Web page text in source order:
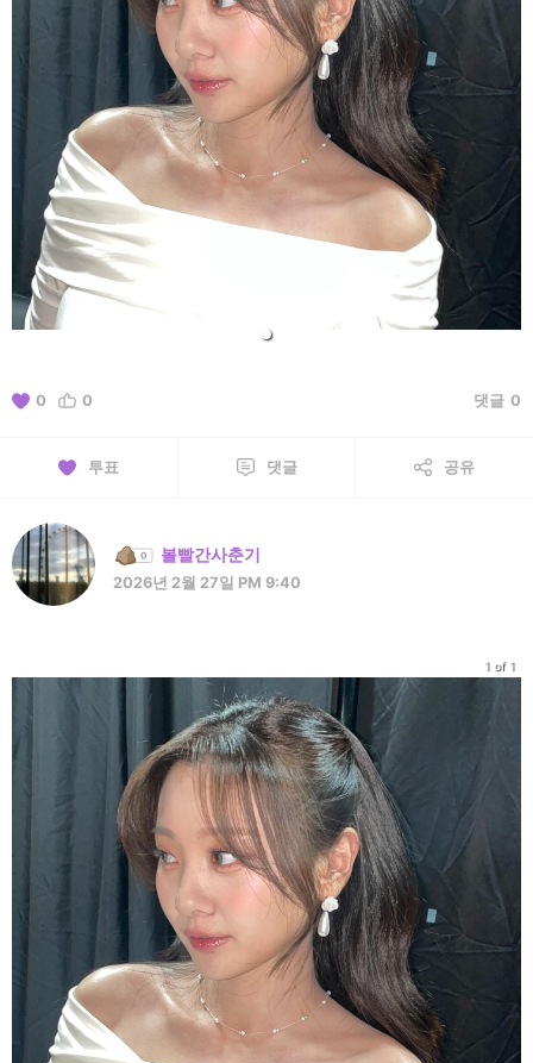
0 0 댓글 0
투표 댓글 공유
볼빨간사춘기
2026년 2월 27일 PM 9:40
1 of 1